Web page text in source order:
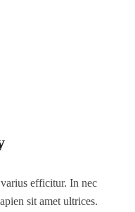
efficitur. In nec
sit amet ultrices.